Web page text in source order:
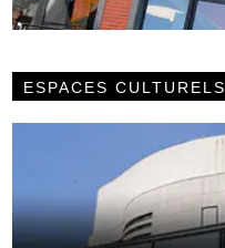
ESPACES CULTURELS